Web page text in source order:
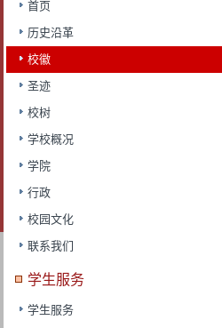
首页
历史沿革
校徽
圣迹
校树
学校概况
学院
行政
校园文化
联系我们
学生服务
学生服务